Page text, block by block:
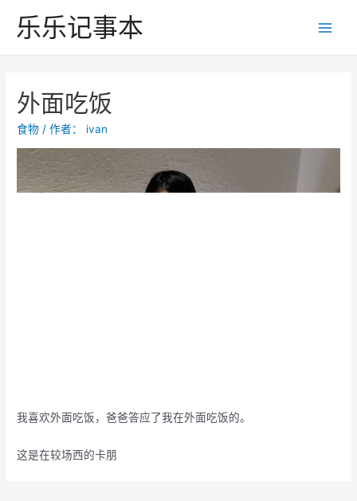
乐乐记事本
外面吃饭
食物 / 作者： ivan
我喜欢外面吃饭，爸爸答应了我在外面吃饭的。
这是在较场西的卡朋